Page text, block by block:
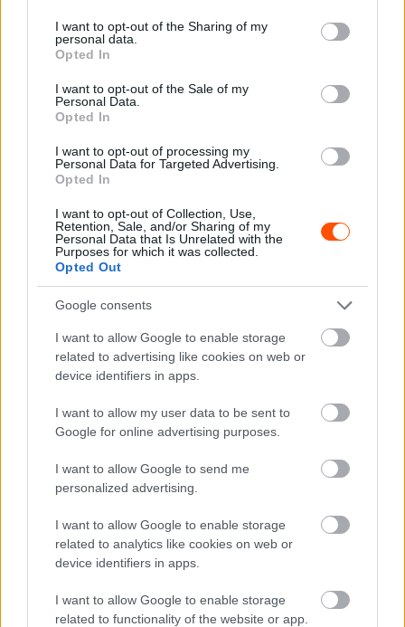
not limited to your visit or usage behaviour. You may click to
grant or deny consent to Google and its third-party tags to
use your data for below specified purposes in below Google
consent section.
I want to opt-out of the Sharing of my
personal data.
Opted In
I want to opt-out of the Sale of my
Personal Data.
Opted In
I want to opt-out of processing my
Personal Data for Targeted Advertising.
Opted In
I want to opt-out of Collection, Use,
Retention, Sale, and/or Sharing of my
Personal Data that Is Unrelated with the
Purposes for which it was collected.
Opted Out
Google consents
I want to allow Google to enable storage
related to advertising like cookies on web or
device identifiers in apps.
I want to allow my user data to be sent to
Google for online advertising purposes.
I want to allow Google to send me
personalized advertising.
I want to allow Google to enable storage
related to analytics like cookies on web or
device identifiers in apps.
I want to allow Google to enable storage
related to functionality of the website or app.
Jámbor Máté - 2022. július 8.
EXTREME E
Elsőből utolsóból elsők: a Rosberg
büntetése miatt a Ganassi győzött!
Sainz és Kristoffersson hatalmas ütközése
döntött az Extreme E-ben
Jámbor Máté 2022. július 7.